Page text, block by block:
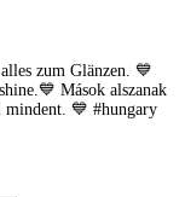
zum Glänzen. 💙
Mások alszanak
mindent. 💙 #hungary